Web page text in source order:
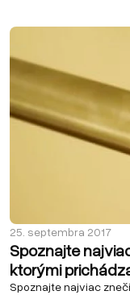
25. septembra 2017
Spoznajte
ktorými
Spoznajte najviac